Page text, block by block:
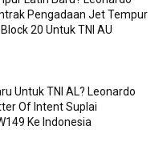
Pengadaan Jet Tempur
20 Untuk TNI AU
Untuk TNI AL? Leonardo
Of Intent Suplai
Ke Indonesia